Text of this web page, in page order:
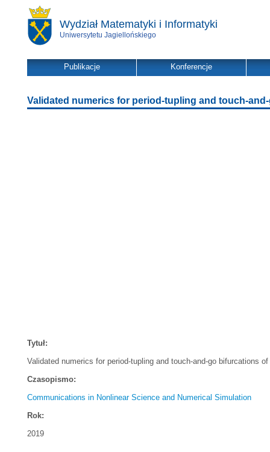
Wydział Matematyki i Informatyki
Uniwersytetu Jagiellońskiego
Publikacje Konferencje
Validated numerics for period-tupling and touch-
Tytuł:
Validated numerics for period-tupling and touch-and-go bifurcations
Czasopismo:
Communications in Nonlinear Science and Numerical Simulation
Rok:
2019